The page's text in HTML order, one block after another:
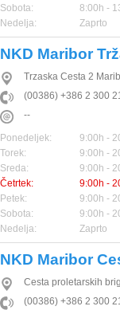
Sobota:
8:00h -
Nedelja:
Zaprto
NKD Maribor
Trzaska Cesta 2
(00386) +386 2 300
--
Ponedeljek:
9:00h -
Torek:
9:00h -
Sreda:
9:00h -
Četrtek:
9:00h -
Petek:
9:00h -
Sobota:
9:00h -
Nedelja:
Zaprto
NKD Maribor
Cesta proletarskih
(00386) +386 2 300